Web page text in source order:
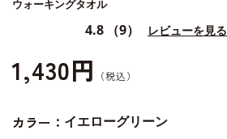
ウォーキングタオル
4.8 （9） レビューを見る
1,430円
カラー： イエローグリーン